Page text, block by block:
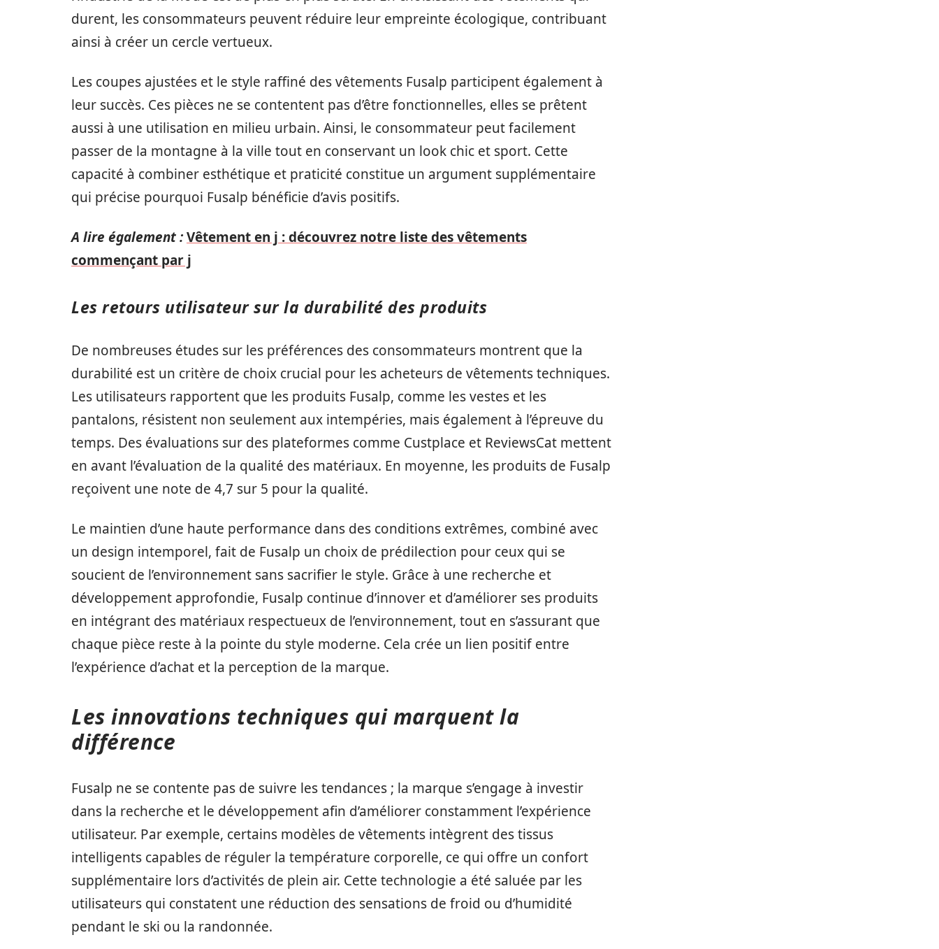
durent, les consommateurs peuvent réduire leur empreinte écologique, contribuant
ainsi à créer un cercle vertueux.
Les coupes ajustées et le style raffiné des vêtements Fusalp participent également à
leur succès. Ces pièces ne se contentent pas d’être fonctionnelles, elles se prêtent
aussi à une utilisation en milieu urbain. Ainsi, le consommateur peut facilement
passer de la montagne à la ville tout en conservant un look chic et sport. Cette
capacité à combiner esthétique et praticité constitue un argument supplémentaire
qui précise pourquoi Fusalp bénéficie d’avis positifs.
A lire également :Vêtement en j : découvrez notre liste des vêtements
commençant par j
Les retours utilisateur sur la durabilité des produits
De nombreuses études sur les préférences des consommateurs montrent que la
durabilité est un critère de choix crucial pour les acheteurs de vêtements techniques.
Les utilisateurs rapportent que les produits Fusalp, comme les vestes et les
pantalons, résistent non seulement aux intempéries, mais également à l’épreuve du
temps. Des évaluations sur des plateformes comme Custplace et ReviewsCat mettent
en avant l’évaluation de la qualité des matériaux. En moyenne, les produits de Fusalp
reçoivent une note de 4,7 sur 5 pour la qualité.
Le maintien d’une haute performance dans des conditions extrêmes, combiné avec
un design intemporel, fait de Fusalp un choix de prédilection pour ceux qui se
soucient de l’environnement sans sacrifier le style. Grâce à une recherche et
développement approfondie, Fusalp continue d’innover et d’améliorer ses produits
en intégrant des matériaux respectueux de l’environnement, tout en s’assurant que
chaque pièce reste à la pointe du style moderne. Cela crée un lien positif entre
l’expérience d’achat et la perception de la marque.
Les innovations techniques qui marquent la
différence
Fusalp ne se contente pas de suivre les tendances ; la marque s’engage à investir
dans la recherche et le développement afin d’améliorer constamment l’expérience
utilisateur. Par exemple, certains modèles de vêtements intègrent des tissus
intelligents capables de réguler la température corporelle, ce qui offre un confort
supplémentaire lors d’activités de plein air. Cette technologie a été saluée par les
utilisateurs qui constatent une réduction des sensations de froid ou d’humidité
pendant le ski ou la randonnée.